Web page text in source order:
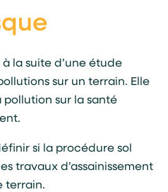
à la suite d’une étude
sur un terrain. Elle
pollution sur la santé
si la procédure sol
travaux d’assainissement
terrain.